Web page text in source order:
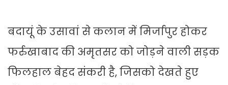
बदायूं के उसावां से कलान में मिर्जापुर होकर
फर्रुखाबाद की अमृतसर को जोड़ने वाली सड़क
फिलहाल बेहद संकरी है, जिसको देखते हुए